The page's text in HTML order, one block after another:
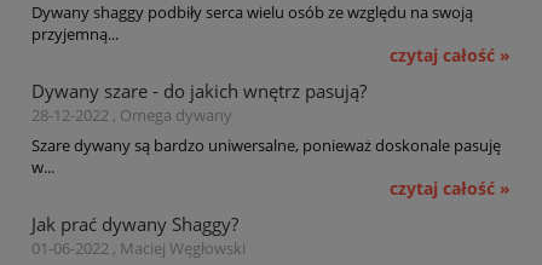
Dywany shaggy podbiły serca wielu osób ze względu na swoją
przyjemną...
czytaj całość »
Dywany szare - do jakich wnętrz pasują?
28-12-2022 , Omega dywany
Szare dywany są bardzo uniwersalne, ponieważ doskonale pasuję
w...
czytaj całość »
Jak prać dywany Shaggy?
01-06-2022 , Maciej Węgłowski